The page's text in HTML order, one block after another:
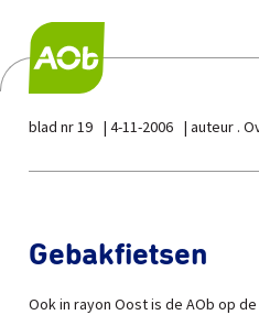
blad nr 19 4-11-2006 auteur .
Gebakfietsen
Ook in rayon Oost is de AOb op